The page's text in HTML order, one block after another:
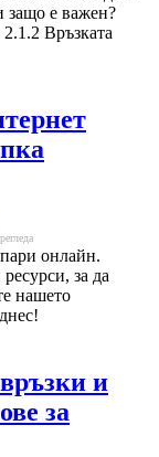
защо е важен?
Връзката
онлайн.
за да
нашето
и
за